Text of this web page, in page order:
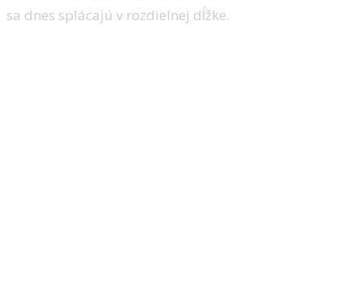
sa dnes splácajú v rozdielnej dĺžke.